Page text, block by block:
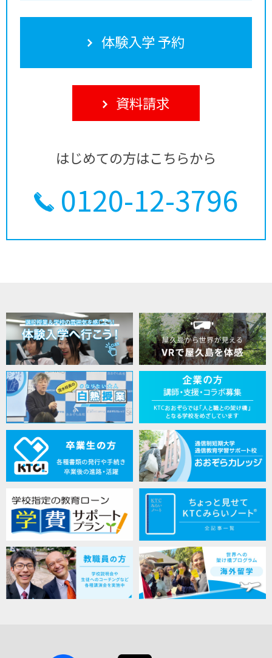
体験入学 予約
資料請求
はじめての方はこちらから
0120-12-3796